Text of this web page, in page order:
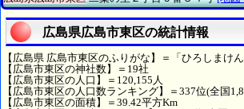
広島県広島市東区の統計情報
【広島県 広島市東区のふりがな】＝「ひろしまけ
【広島市東区の神社数】＝19社
【広島市東区の人口】＝120,155人
【広島市東区の人口数ランキング】＝337位(全国
【広島市東区の面積】＝39.42平方Km